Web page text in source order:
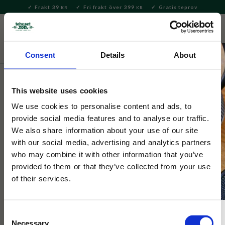
Consent Details About
This website uses cookies
We use cookies to personalise content and ads, to
provide social media features and to analyse our traffic.
We also share information about your use of our site
with our social media, advertising and analytics partners
who may combine it with other information that you’ve
provided to them or that they’ve collected from your use
of their services.
Necessary
Meny
Frakt 39 KR Fri frakt över 399 KR Gratis teprov
Delikatesser Kakor & Konfektyr
Selected by Tehuset Java
Turron Mandel Mjuk 80g
Mjuk nougatbar med mandel